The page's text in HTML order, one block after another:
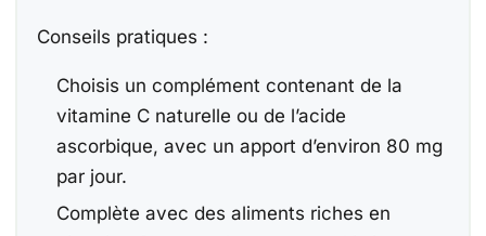
Conseils pratiques :
Choisis un complément contenant de la
vitamine C naturelle ou de l’acide
ascorbique, avec un apport d’environ 80 mg
par jour.
Complète avec des aliments riches en